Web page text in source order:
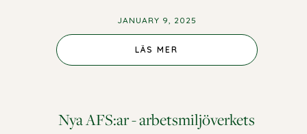
JANUARY 9, 2025
LÄS MER
Nya AFS:ar - arbetsmiljöverkets